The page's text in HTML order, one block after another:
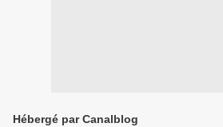
Hébergé par Canalblog